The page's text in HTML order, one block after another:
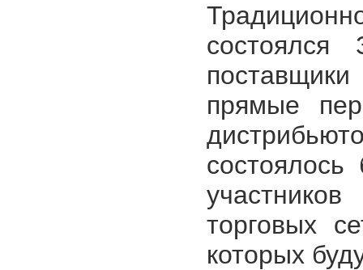
состоялся
прямые
торговых
которых